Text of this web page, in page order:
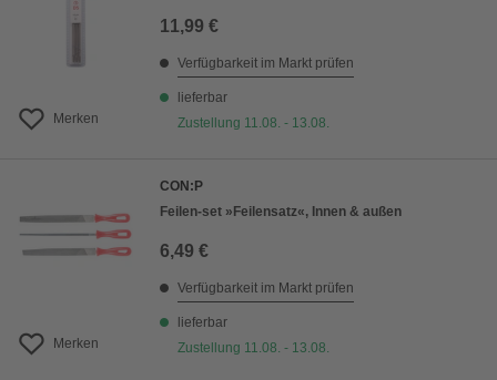
Merken
11,99 €
Verfügbarkeit im Markt prüfen
lieferbar
Zustellung 11.08. - 13.08.
Merken
CON:P
Feilen-set »Feilensatz«, Innen & außen
6,49 €
Verfügbarkeit im Markt prüfen
lieferbar
Zustellung 11.08. - 13.08.